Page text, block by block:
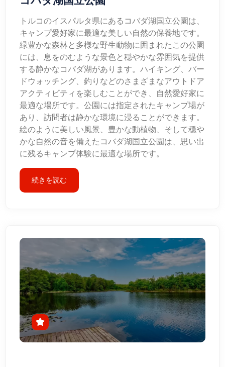
トルコのイスパルタ県にあるコバダ湖国立公園は、
キャンプ愛好家に最適な美しい自然の保養地です。
緑豊かな森林と多様な野生動物に囲まれたこの公園
には、息をのむような景色と穏やかな雰囲気を提供
する静かなコバダ湖があります。ハイキング、バー
ドウォッチング、釣りなどのさまざまなアウトドア
アクティビティを楽しむことができ、自然愛好家に
最適な場所です。公園には指定されたキャンプ場が
あり、訪問者は静かな環境に浸ることができます。
絵のように美しい風景、豊かな動植物、そして穏や
かな自然の音を備えたコバダ湖国立公園は、思い出
に残るキャンプ体験に最適な場所です。
続きを読む